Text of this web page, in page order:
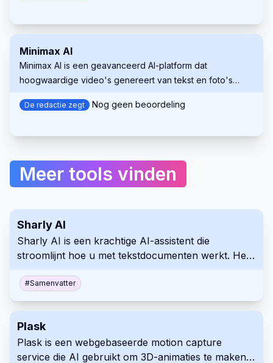
Minimax AI
Minimax AI is een geavanceerd AI-platform dat
hoogwaardige video's genereert van tekst en foto's
De redactie zegt Nog geen beoordeling
Meer tools vinden
Sharly AI
Sharly AI is een krachtige AI-assistent die
stroomlijnt hoe u met tekstdocumenten werkt. Het
beantwoording en analyse om onderzoek te
vereenvoudigen, de besluitvorming te versnellen
#Samenvatter
Plask
Plask is een webgebaseerde motion capture
service die AI gebruikt om 3D-animaties te maken